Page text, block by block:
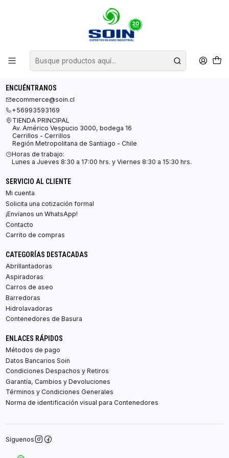
Blog
ENCUÉNTRANOS
ecommerce@soin.cl
+56993593169
TIENDA PRINCIPAL
Av. Américo Vespucio 3000, bodega 16
Cerrillos - Cerrillos
Región Metropolitana de Santiago - Chile
Horas de trabajo:
Lunes a Jueves 8:30 a 17:00 hrs. y Viernes 8:30 a 15:30 hrs.
SERVICIO AL CLIENTE
Mi cuenta
Solicita una cotización formal
¡Envíanos un WhatsApp!
Contacto
Carrito de compras
CATEGORÍAS DESTACADAS
Abrillantadoras
Aspiradoras
Carros de aseo
Barredoras
Hidrolavadoras
Contenedores de Basura
ENLACES RÁPIDOS
Métodos de pago
Datos Bancarios Soin
Condiciones Despachos y Retiros
Garantía, Cambios y Devoluciones
Términos y Condiciones Generales
Norma de identificación visual para Contenedores
Síguenos